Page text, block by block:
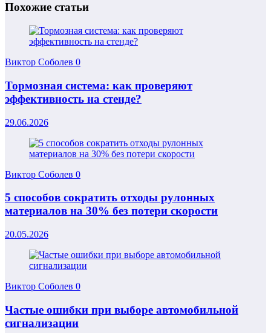
Похожие статьи
Виктор Соболев 0
Тормозная система: как проверяют
эффективность на стенде?
29.06.2026
Виктор Соболев 0
5 способов сократить отходы рулонных
материалов на 30% без потери скорости
20.05.2026
Виктор Соболев 0
Частые ошибки при выборе автомобильной
сигнализации